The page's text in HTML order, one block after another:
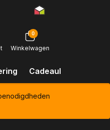
0
Winkelwagen
Cadeaubonnen